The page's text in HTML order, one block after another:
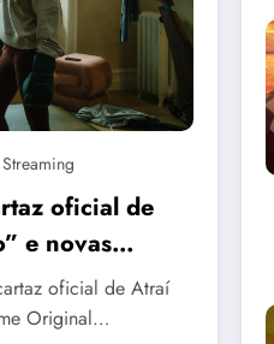
Streaming
oficial de
e novas
oficial de Atraí
Original…